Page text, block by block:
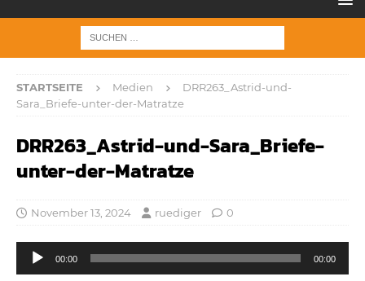
STARTSEITE Medien
DRR263_Astrid-und-
Sara_Briefe-unter-der-Matratze
DRR263_Astrid-und-Sara_Briefe-
unter-der-Matratze
November 13, 2024 ruediger 0
Audio-
Player
00:00 00:00